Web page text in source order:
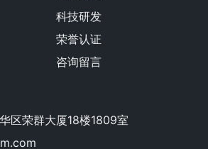
科技研发
荣誉认证
咨询留言
区荣群大厦18楼1809室